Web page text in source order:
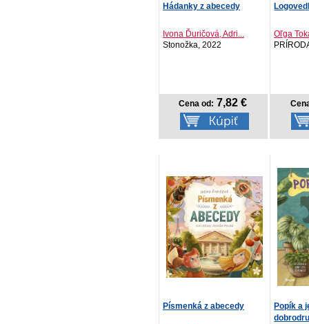
Hádanky z abecedy
Ivona Ďuričová, Adri...
Stonožka, 2022
Cena od: 7,82 €
Oľga
Písmenká z abecedy
Popík a